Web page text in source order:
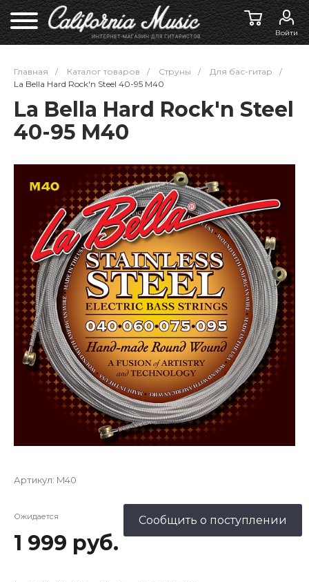
Войти
Главная / Каталог товаров / Струны / Для бас-гитар
/
La Bella Hard Rock'n Steel 40-95 M40
La Bella Hard Rock'n Steel
40-95 M40
Артикул: M40
Ожидается
1 999 руб.
Сообщить о поступлении